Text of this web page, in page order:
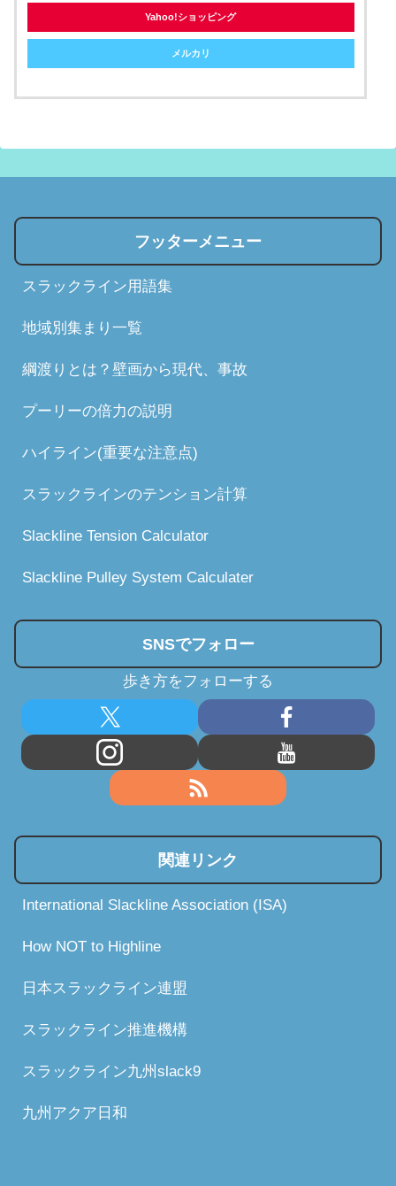
Yahoo!ショッピング
メルカリ
フッターメニュー
スラックライン用語集
地域別集まり一覧
綱渡りとは？壁画から現代、事故
プーリーの倍力の説明
ハイライン(重要な注意点)
スラックラインのテンション計算
Slackline Tension Calculator
Slackline Pulley System Calculater
SNSでフォロー
歩き方をフォローする
関連リンク
International Slackline Association (ISA)
How NOT to Highline
日本スラックライン連盟
スラックライン推進機構
スラックライン九州slack9
九州アクア日和